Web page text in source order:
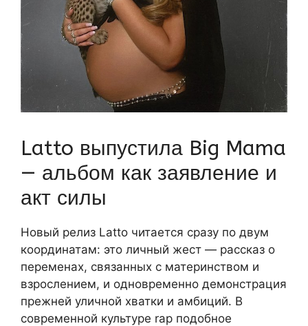
Latto выпустила Big Mama
— альбом как заявление и
акт силы
Новый релиз Latto читается сразу по двум
координатам: это личный жест — рассказ о
переменах, связанных с материнством и
взрослением, и одновременно демонстрация
прежней уличной хватки и амбиций. В
современной культуре rap подобное